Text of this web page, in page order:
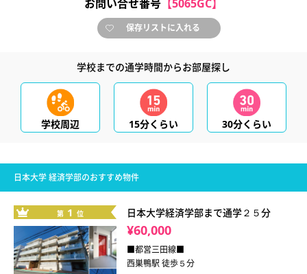
お問い合せ番号 【5065GC】
保存リストに入れる
学校までの通学時間からお部屋探し
学校周辺 15分くらい 30分くらい
日本大学 経済学部のおすすめ物件
第 1 位 日本大学経済学部まで通学２５分
¥60,000
■都営三田線■
西巣鴨駅 徒歩５分